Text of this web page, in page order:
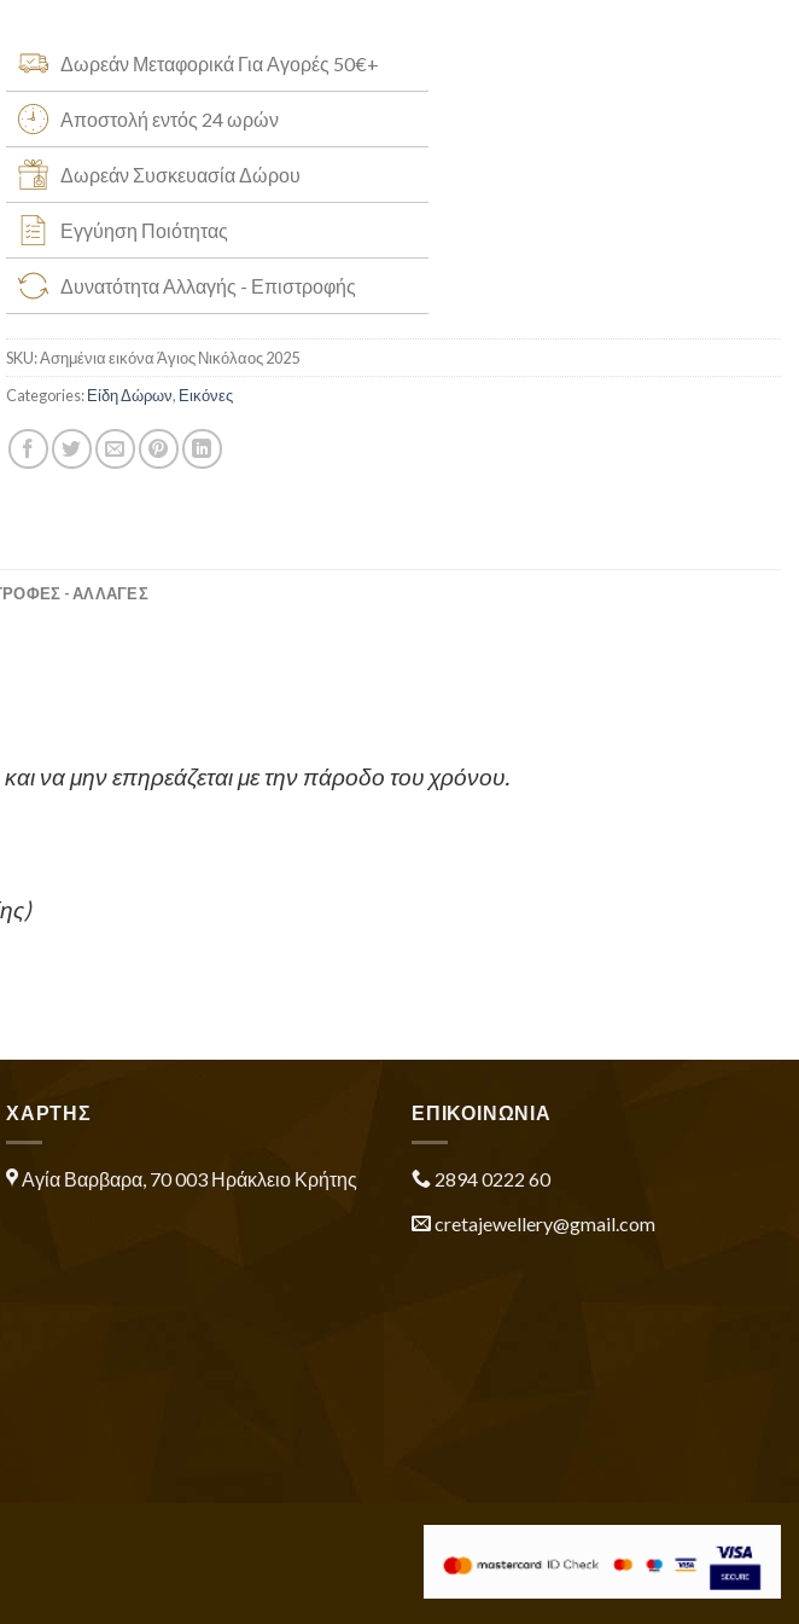
Δωρεάν Μεταφορικά Για Αγορές 50€+
Αποστολή εντός 24 ωρών
Δωρεάν Συσκευασία Δώρου
Εγγύηση Ποιότητας
Δυνατότητα Αλλαγής - Επιστροφής
SKU:Ασημένια εικόνα Άγιος Νικόλαος 2025
Categories:Είδη Δώρων, Εικόνες
- ΑΛΛΑΓΕΣ
και να μην επηρεάζεται με την πάροδο του χρόνου.
ΧΑΡΤΗΣ
Αγία Βαρβαρα, 70 003 Ηράκλειο Κρήτης
ΕΠΙΚΟΙΝΩΝΙΑ
2894 0222 60
cretajewellery@gmail.com